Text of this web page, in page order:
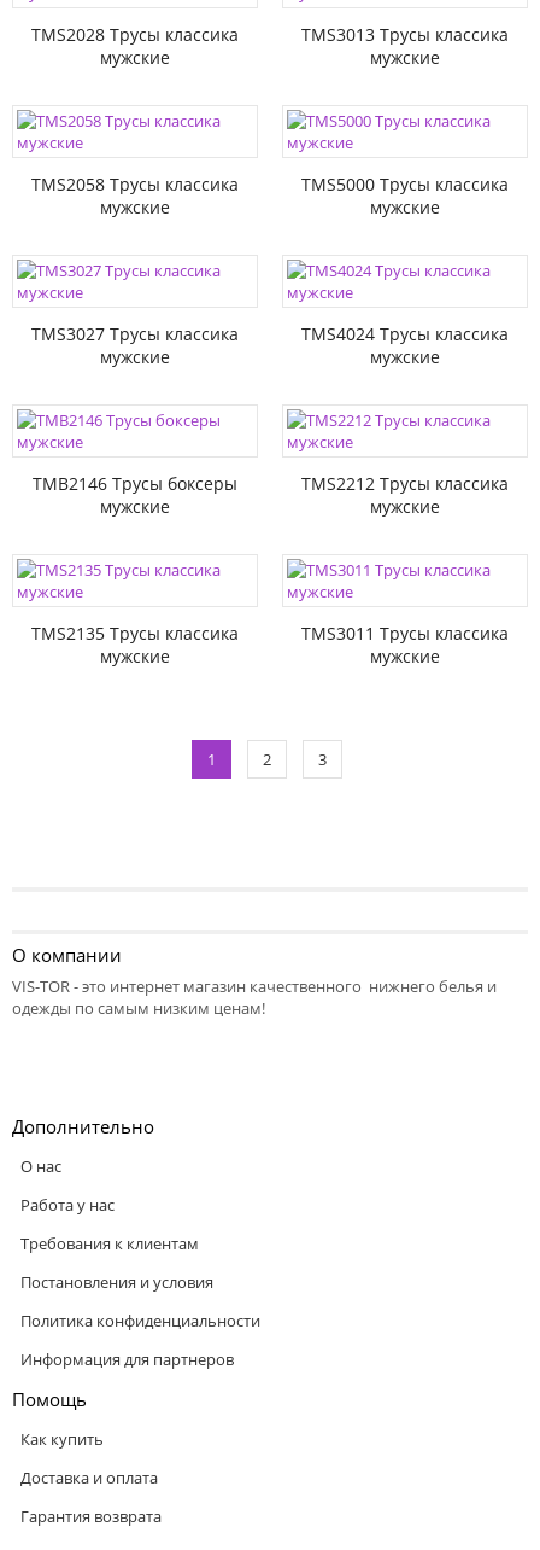
TMS2028 Трусы классика
мужские
TMS3013 Трусы классика
мужские
TMS2058 Трусы классика
мужские
TMS5000 Трусы классика
мужские
TMS3027 Трусы классика
мужские
TMS4024 Трусы классика
мужские
TMB2146 Трусы боксеры
мужские
TMS2212 Трусы классика
мужские
TMS2135 Трусы классика
мужские
TMS3011 Трусы классика
мужские
1 2 3
О компании
VIS-TOR - это интернет магазин качественного нижнего белья и
одежды по самым низким ценам!
Дополнительно
О нас
Работа у нас
Требования к клиентам
Постановления и условия
Политика конфиденциальности
Информация для партнеров
Помощь
Как купить
Доставка и оплата
Гарантия возврата